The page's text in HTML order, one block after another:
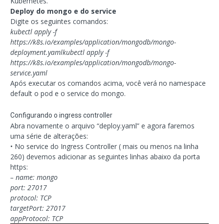
Deploy do mongo e do service
Digite os seguintes comandos:
kubectl apply -f
https://k8s.io/examples/application/mongodb/mongo-
deployment.yamlkubectl apply -f
https://k8s.io/examples/application/mongodb/mongo-
service.yaml
Após executar os comandos acima, você verá no namespace
default o pod e o service do mongo.
Configurando o ingress controller
Abra novamente o arquivo “deploy.yaml” e agora faremos
uma série de alterações:
• No service do Ingress Controller ( mais ou menos na linha
260) devemos adicionar as seguintes linhas abaixo da porta
https:
– name: mongo
port: 27017
protocol: TCP
targetPort: 27017
appProtocol: TCP